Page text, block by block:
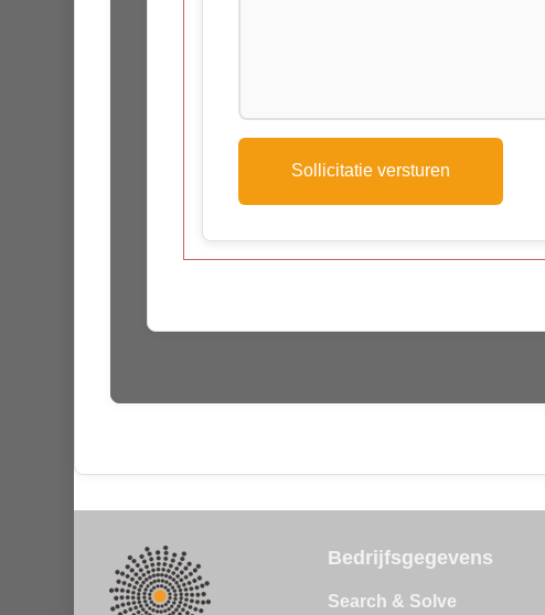
Bedrijfsgegevens
Search & Solve